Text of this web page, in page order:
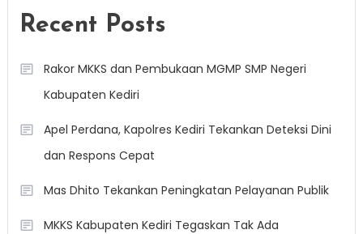
Recent Posts
Rakor MKKS dan Pembukaan MGMP SMP Negeri
Kabupaten Kediri
Apel Perdana, Kapolres Kediri Tekankan Deteksi Dini
dan Respons Cepat
Mas Dhito Tekankan Peningkatan Pelayanan Publik
MKKS Kabupaten Kediri Tegaskan Tak Ada